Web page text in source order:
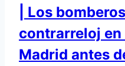
| Los
contrarreloj
Madrid antes